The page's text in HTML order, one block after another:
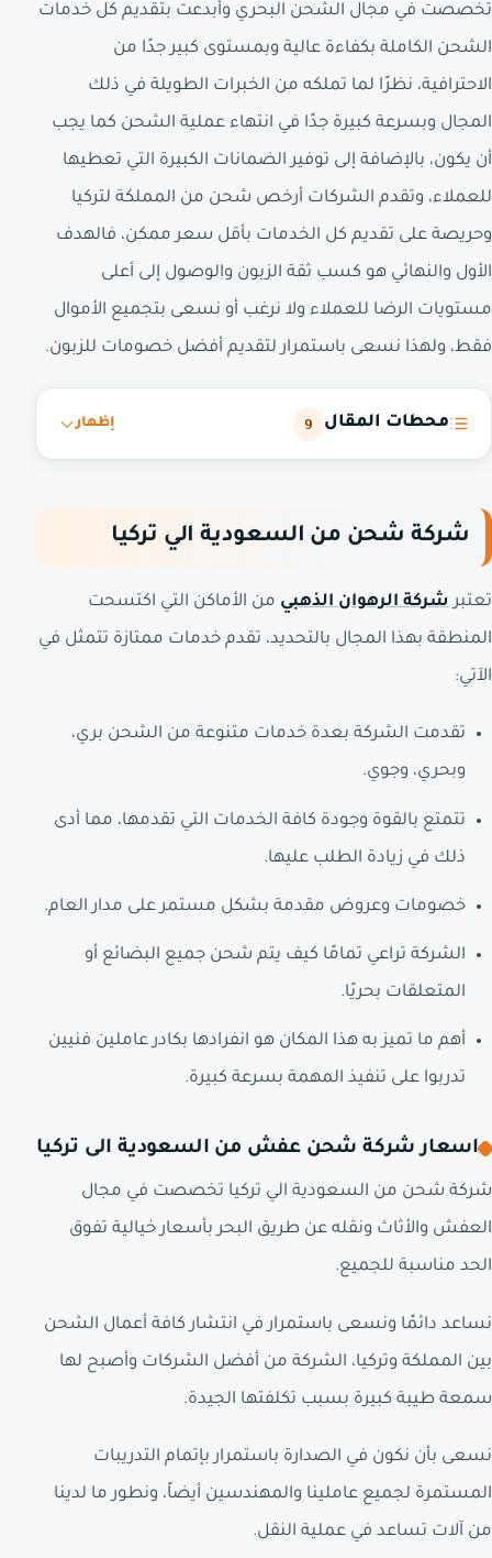
تخصصت في مجال الشحن البحري وأبدعت بتقديم كل خدمات
الشحن الكاملة بكفاءة عالية وبمستوى كبير جدًا من
الاحترافية، نظرًا لما تملكه من الخبرات الطويلة في ذلك
المجال وبسرعة كبيرة جدًا في انتهاء عملية الشحن كما يجب
أن يكون، بالإضافة إلى توفير الضمانات الكبيرة التي تعطيها
للعملاء، وتقدم الشركات أرخص شحن من المملكة لتركيا
وحريصة على تقديم كل الخدمات بأقل سعر ممكن، فالهدف
الأول والنهائي هو كسب ثقة الزبون والوصول إلى أعلى
مستويات الرضا للعملاء ولا نرغب أو نسعى بتجميع الأموال
فقط، ولهذا نسعى باستمرار لتقديم أفضل خصومات للزبون.
محطات المقال 9 إظهار
شركة شحن من السعودية الي تركيا
تعتبر شركة الرهوان الذهبي من الأماكن التي اكتسحت
المنطقة بهذا المجال بالتحديد، تقدم خدمات ممتازة تتمثل في
الآتي:
تقدمت الشركة بعدة خدمات متنوعة من الشحن بري،
وبحري، وجوي.
تتمتع بالقوة وجودة كافة الخدمات التي تقدمها، مما أدى
ذلك في زيادة الطلب عليها.
خصومات وعروض مقدمة بشكل مستمر على مدار العام.
الشركة تراعي تمامًا كيف يتم شحن جميع البضائع أو
المتعلقات بحريًا.
أهم ما تميز به هذا المكان هو انفرادها بكادر عاملين فنيين
تدربوا على تنفيذ المهمة بسرعة كبيرة.
اسعار شركة شحن عفش من السعودية الى تركيا
شركة شحن من السعودية الي تركيا تخصصت في مجال
العفش والأثاث ونقله عن طريق البحر بأسعار خيالية تفوق
الحد مناسبة للجميع.
نساعد دائمًا ونسعى باستمرار في انتشار كافة أعمال الشحن
بين المملكة وتركيا، الشركة من أفضل الشركات وأصبح لها
سمعة طيبة كبيرة بسبب تكلفتها الجيدة.
نسعى بأن نكون في الصدارة باستمرار بإتمام التدريبات
المستمرة لجميع عاملينا والمهندسين أيضاً، ونطور ما لدينا
من آلات تساعد في عملية النقل.